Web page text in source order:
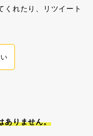
くれたり、リツイート
ありません。